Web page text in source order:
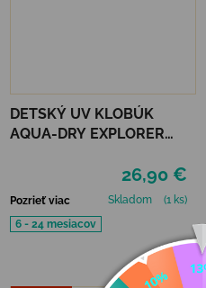
DETSKÝ UV KLOBÚK
AQUA-DRY EXPLORER
26,90 €
Pozrieť viac Skladom
(1 ks)
6 - 24 mesiacov